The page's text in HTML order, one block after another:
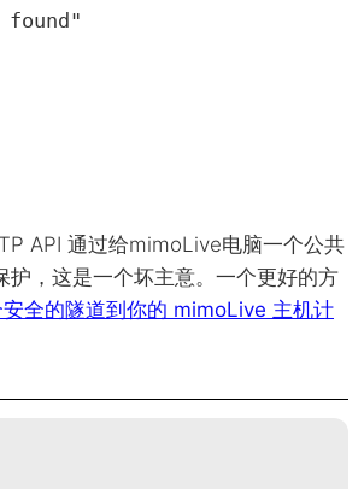
API 通过给mimoLive电脑一个公共
护，这是一个坏主意。一个更好的方
全的隧道到你的 mimoLive 主机计